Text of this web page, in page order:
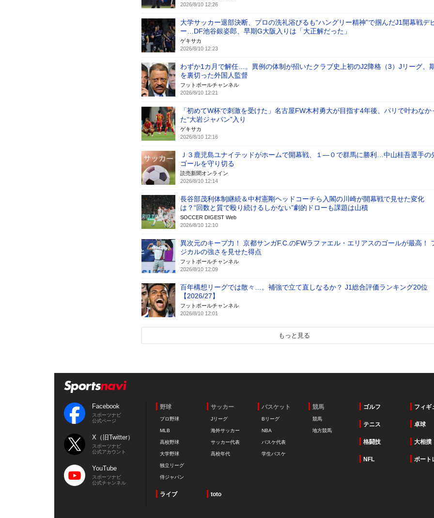
2026/8/10 12:26
大学サッカー退部決断、プロの洗礼浴びるも“ハングリー精神”で掴んだJ1開幕戦デ
ー…DF池谷銀姿郎、早期G大阪入りは「大正解だった」
ゲキサカ
2026/8/10 12:23
わずか1カ月で解任…。異例の体制が招いたクラブ史上初のJ2降格（3）Jリーグ、
を裏切った外国人監督
フットボールチャンネル
2026/8/10 12:21
「初めてW杯で刺激を受けた」名古屋FW木村勇大が目指す4年後、パリで叶わなか
た“大岩ジャパン”入り
ゲキサカ
2026/8/10 12:16
Ｊ３鹿児島ユナイテッドがホームで開幕戦、１―０で群馬に勝利…中山桂吾選手の
ゴールを守り切る
読売新聞オンライン
2026/8/10 12:14
長谷部茂利体制継続＆中村憲剛ヘッドコーチら入閣の川崎が開幕戦で見せた変化
は？“回数と質で殴り続けるしかない”劇的ドローも課題は山積
SOCCER DIGEST Web
2026/8/10 12:10
異次元のキープ力！ 京都サンガF.C.のFWラファエル・エリアスのゴールが最高！
ジカルの強さを見せた得点
フットボールチャンネル
2026/8/10 12:09
百年構想リーグでは散々…。補強で立て直しなるか？ J1総合評価ランキング20位
【2026/27】
フットボールチャンネル
2026/8/10 12:01
もっと見る
Facebook
スポーツナビ
公式ページ
X（旧Twitter）
スポーツナビ
公式アカウント
YouTube
スポーツナビ
公式チャンネル
野球
プロ野球
MLB
高校野球
大学野球
独立リーグ
侍ジャパン
サッカー
Jリーグ
海外サッカー
サッカー代表
高校年代
バスケット
Bリーグ
NBA
バスケ代表
学生バスケ
競馬
競馬
地方競馬
ゴルフ フィギ
テニス 卓球
格闘技 大相撲
NFL ボート
ライブ toto